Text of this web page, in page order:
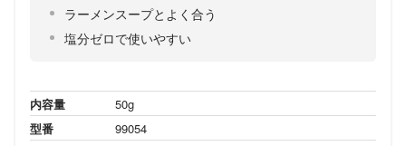
ラーメンスープとよく合う
塩分ゼロで使いやすい
内容量
50g
型番
99054